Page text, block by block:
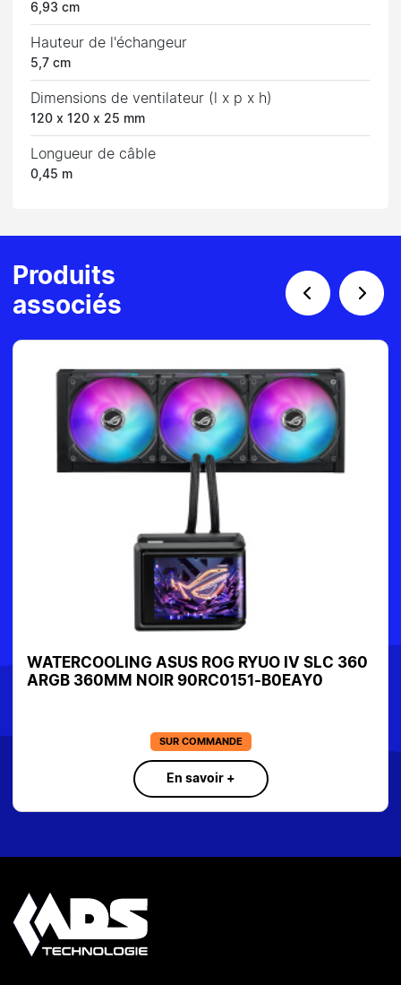
6,93 cm
Hauteur de l'échangeur
5,7 cm
Dimensions de ventilateur (l x p x h)
120 x 120 x 25 mm
Longueur de câble
0,45 m
Produits
associés
WATERCOOLING ASUS ROG RYUO IV SLC 360
ARGB 360MM NOIR 90RC0151-B0EAY0
SUR COMMANDE
En savoir +